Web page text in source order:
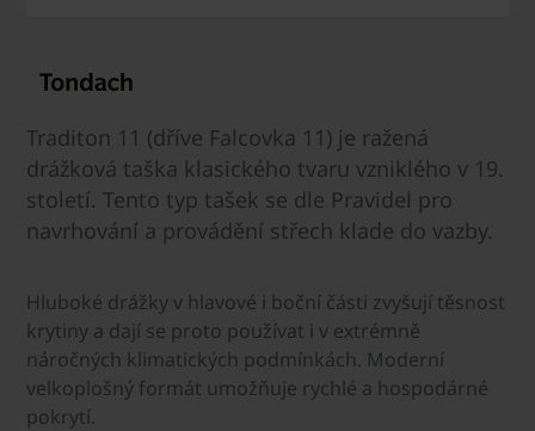
Traditon 11 (dříve Falcovka 11) je ražená
drážková taška klasického tvaru vzniklého v 19.
století. Tento typ tašek se dle Pravidel pro
navrhování a provádění střech klade do vazby.
Hluboké drážky v hlavové i boční části zvyšují těsnost
krytiny a dají se proto používat i v extrémně
náročných klimatických podmínkách. Moderní
velkoplošný formát umožňuje rychlé a hospodárné
pokrytí.